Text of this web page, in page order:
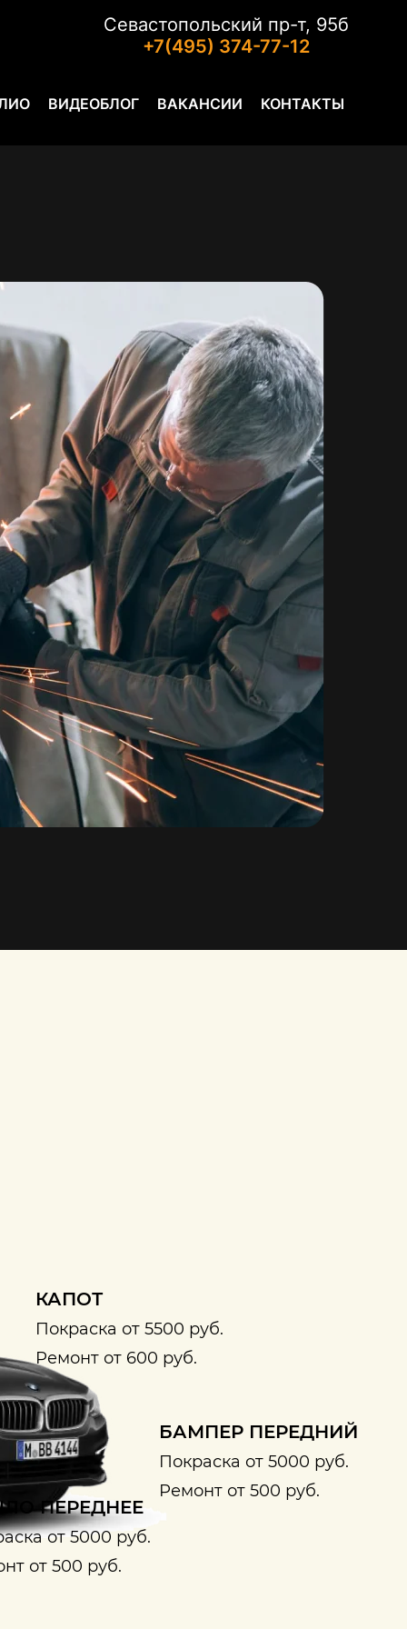
Севастопольский пр-т, 95б
+7(495) 374-77-12
ВИДЕОБЛОГ ВАКАНСИИ КОНТАКТЫ
КАПОТ
Покраска от 5500 руб.
Ремонт от 600 руб.
БАМПЕР ПЕРЕДНИЙ
Покраска от 5000 руб.
Ремонт от 500 руб.
ПЕРЕДНЕЕ
от 5000 руб.
от 500 руб.